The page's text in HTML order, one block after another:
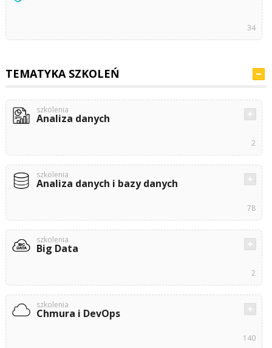
34
TEMATYKA SZKOLEŃ
szkolenia
Analiza danych
2
szkolenia
Analiza danych i bazy danych
78
szkolenia
Big Data
2
szkolenia
Chmura i DevOps
140